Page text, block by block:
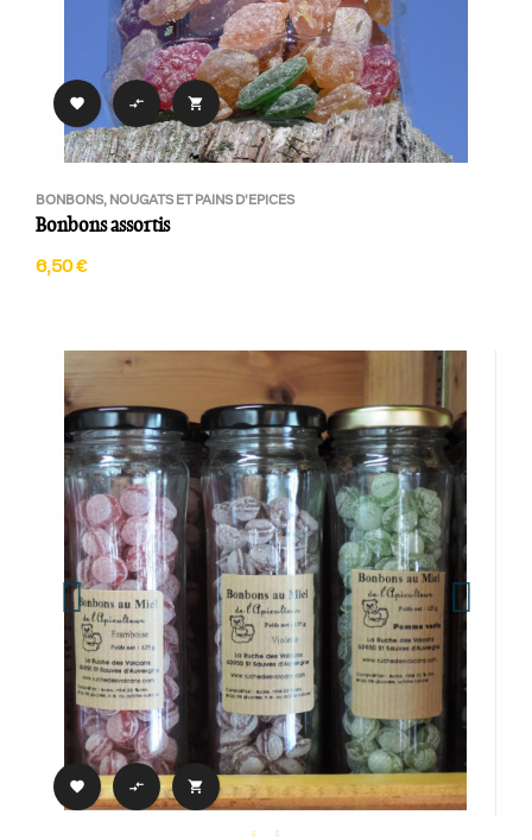
  
BONBONS, NOUGATS ET PAINS D'EPICES
Bonbons assortis
6,50 €
  